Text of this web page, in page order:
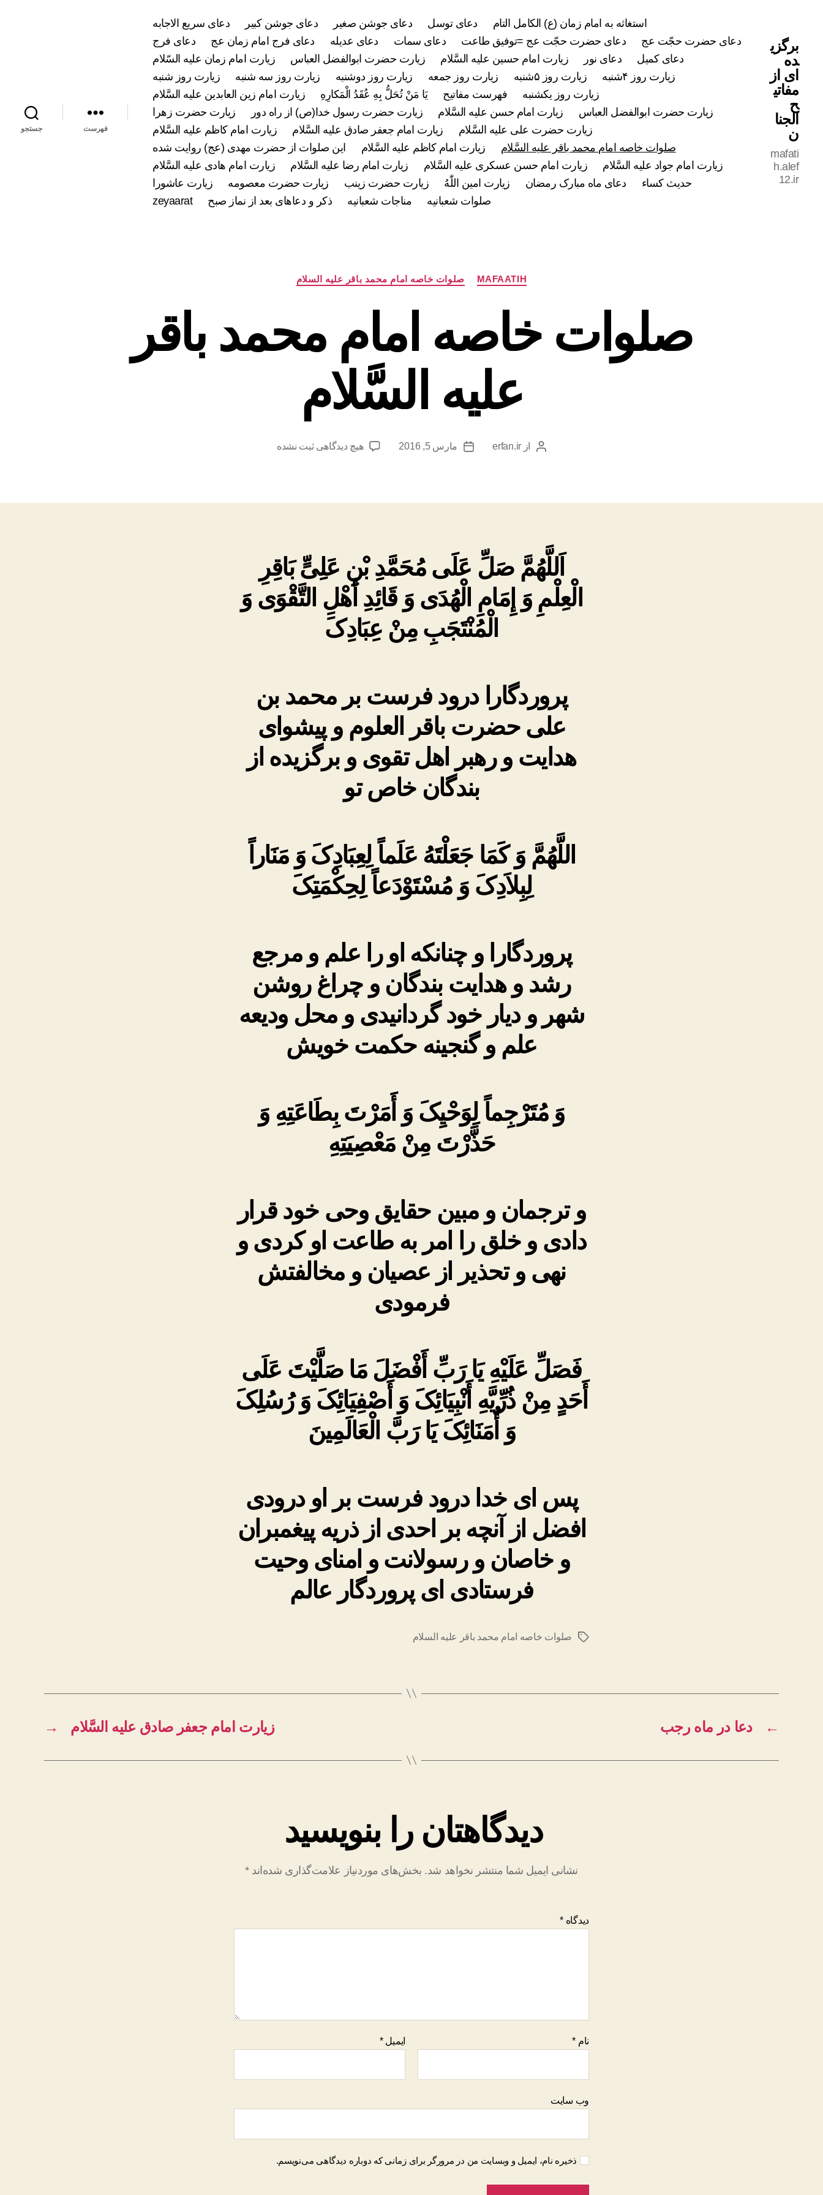
برگزی
ده
ای از
مفاتی
ح
الجنا
ن
mafati
h.alef
12.ir
استغاثه به امام زمان (ع) الکامل التام دعای توسل دعای جوشن صغیر دعای جوشن کبیر
دعای سریع الاجابه
دعای حضرت حجّت عج
دعای حضرت حجّت عج =توفیق طاعت دعای سمات دعای عدیله دعای فرج امام زمان عج
دعای فرج
دعای کمیل
دعای نور زیارت امام حسین علیه السَّلام زیارت حضرت ابوالفضل العباس
زیارت امام زمان علیه السّلام
زیارت روز ۴شنبه
زیارت روز ۵شنبه زیارت روز جمعه زیارت روز دوشنبه زیارت روز سه شنبه
زیارت روز شنبه
زیارت روز یکشنبه
فهرست مفاتیح يَا مَنْ تُحَلُّ بِهِ عُقَدُ الْمَكارِهِ
زیارت امام زین العابدین علیه السَّلام
زیارت حضرت ابوالفضل العباس
زیارت امام حسن علیه السَّلام زیارت حضرت رسول خدا(ص) از راه دور
زیارت حضرت زهرا
زیارت حضرت علی علیه السَّلام
زیارت امام جعفر صادق علیه السَّلام
زیارت امام کاظم علیه السَّلام
صلوات خاصه امام محمد باقر علیه السَّلام
زیارت امام کاظم علیه السَّلام
این صلوات از حضرت مهدی (عج) روایت شده
زیارت امام جواد علیه السَّلام
زیارت امام حسن عسکری علیه السَّلام زیارت امام رضا علیه السَّلام
زیارت امام هادی علیه السَّلام
حدیث کساء
دعای ماه مبارک رمضان زیارت امین اللّٰهُ زیارت حضرت زینب زیارت حضرت معصومه
زیارت عاشورا
صلوات شعبانیه
مناجات شعبانیه ذکر و دعاهای بعد از نماز صبح zeyaarat
فهرست جستجو
دسته‌ها MAFAATIH صلوات خاصه امام محمد باقر علیه السلام
صلوات خاصه امام محمد باقر
علیه السَّلام
نویسنده
از erfan.ir
تاریخمارس 5, 2016 هیچ دیدگاهیبرای
محمد
ثبت نشده
اَللَّهُمَّ صَلِّ عَلَى مُحَمَّدِ بْنِ عَلِیٍّ بَاقِرِ
الْعِلْمِ وَ إِمَامِ الْهُدَى وَ قَائِدِ أَهْلِ التَّقْوَى وَ
الْمُنْتَجَبِ مِنْ عِبَادِکَ‏
پروردگارا درود فرست بر محمد بن
على حضرت باقر العلوم و پیشواى
هدایت و رهبر اهل تقوى و برگزیده از
بندگان خاص تو
اللَّهُمَّ وَ کَمَا جَعَلْتَهُ عَلَماً لِعِبَادِکَ وَ مَنَاراً
لِبِلاَدِکَ وَ مُسْتَوْدَعاً لِحِکْمَتِکَ‏
پروردگارا و چنانکه او را علم و مرجع
رشد و هدایت بندگان و چراغ روشن
شهر و دیار خود گردانیدى و محل ودیعه
علم و گنجینه حکمت خویش
وَ مُتَرْجِماً لِوَحْیِکَ وَ أَمَرْتَ بِطَاعَتِهِ وَ
حَذَّرْتَ مِنْ مَعْصِیَتِهِ‏
و ترجمان و مبین حقایق وحى خود قرار
دادى و خلق را امر به طاعت او کردى و
نهى و تحذیر از عصیان و مخالفتش
فرمودى
فَصَلِّ عَلَیْهِ یَا رَبِّ أَفْضَلَ مَا صَلَّیْتَ عَلَى
أَحَدٍ مِنْ ذُرِّیَّهِ أَنْبِیَائِکَ وَ أَصْفِیَائِکَ وَ رُسُلِکَ
وَ أُمَنَائِکَ یَا رَبَّ الْعَالَمِینَ‏
پس اى خدا درود فرست بر او درودى
افضل از آنچه بر احدى از ذریه پیغمبران
و خاصان و رسولانت ‏و امناى وحیت
فرستادى اى پروردگار عالم
برچسب‌ها
صلوات خاصه امام محمد باقر علیه السلام
← دعا در ماه رجب → زیارت امام جعفر صادق علیه السَّلام
دیدگاهتان را بنویسید
نشانی ایمیل شما منتشر نخواهد شد. بخش‌های موردنیاز علامت‌گذاری شده‌اند*
دیدگاه*
نام * ایمیل*
وب‌ سایت
ذخیره نام، ایمیل و وبسایت من در مرورگر برای زمانی که دوباره دیدگاهی می‌نویسم.